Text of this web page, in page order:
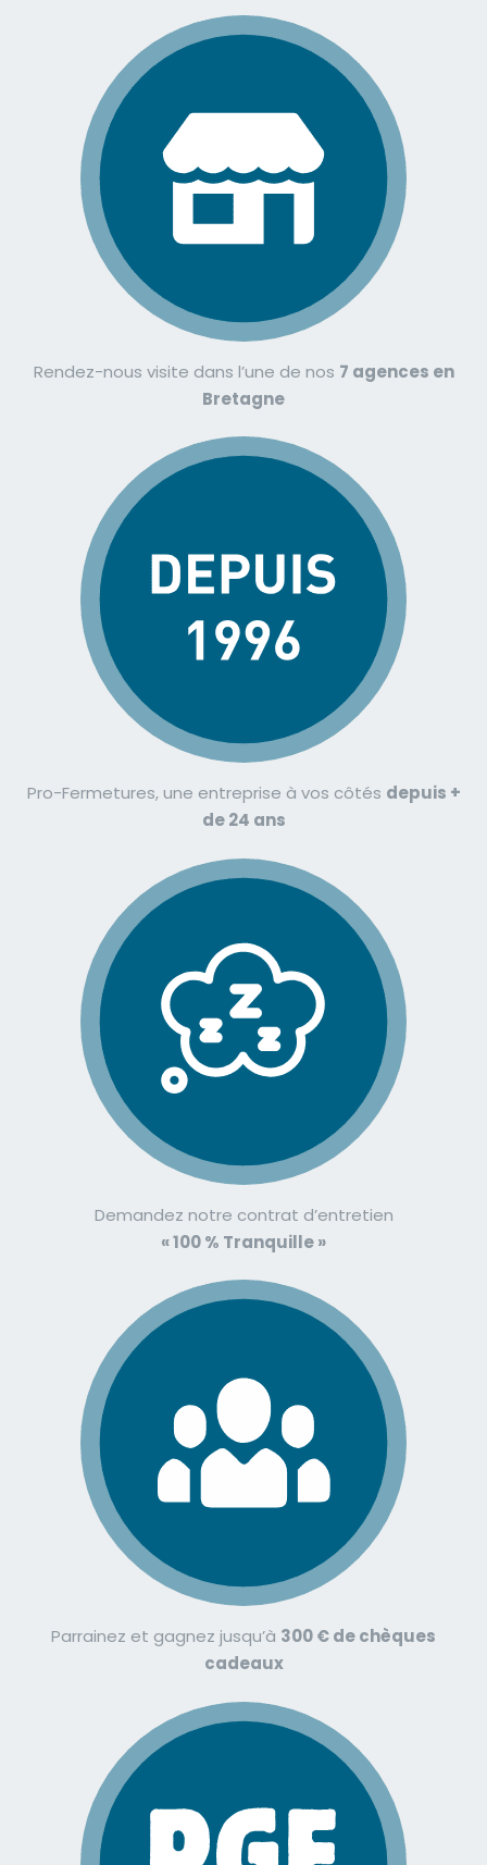
Rendez-nous visite dans l’une de nos 7 agences en
Bretagne
Pro-Fermetures, une entreprise à vos côtés depuis +
de 24 ans
Demandez notre contrat d’entretien
« 100 % Tranquille »
Parrainez et gagnez jusqu’à 300 € de chèques
cadeaux